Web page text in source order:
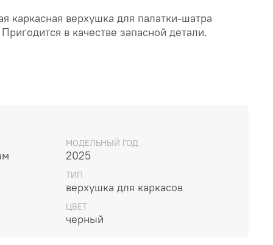
каркасная верхушка для палатки-шатра
в качестве запасной детали.
МОДЕЛЬНЫЙ ГОД
2025
ТИП
верхушка для каркасов
ЦВЕТ
черный